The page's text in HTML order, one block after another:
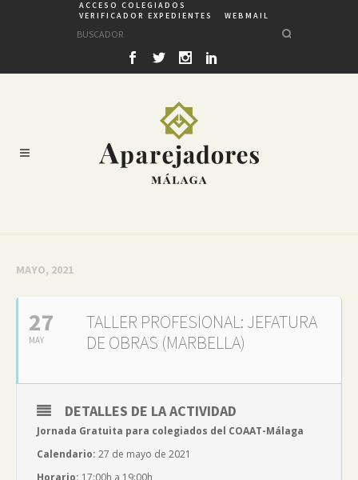
ACCESO COLEGIADOS
VERIFICADOR EXPEDIENTES
WEBMAIL
MAYO, 2021
27
MAY
TALLER PROFESIONAL: JEFATURA
DE OBRAS (MARBELLA)
DETALLES DE LA ACTIVIDAD
Jornada Gratuita para colegiados del COAAT-Málaga
Calendario: 27 de mayo de 2021
Horario: 17:00h a 19:00h